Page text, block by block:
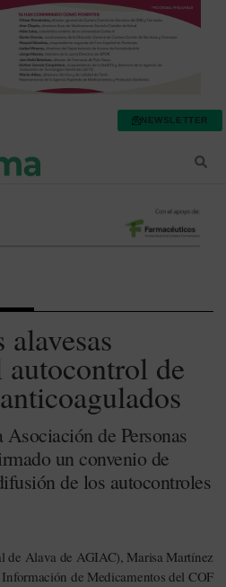
NEWSLETTER
de
de Personas
un convenio de
de los autocontroles
de Alava de AGIAC), Marisa Martínez
de Medicamentos del COF